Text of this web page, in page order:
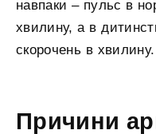
навпаки – пульс в
хвилину, а в
скорочень в хвилину.
Причини